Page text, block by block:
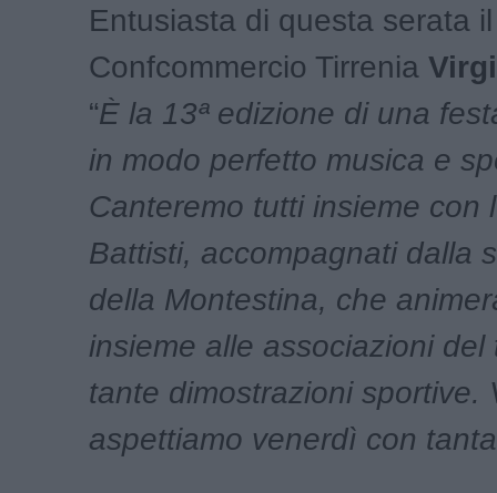
Entusiasta di questa serata
Confcommercio Tirrenia
“È la 13ª edizione di una
in modo perfetto musica e
Canteremo tutti insieme con
Battisti, accompagnati dalla
della Montestina, che
insieme alle associazioni del
tante dimostrazioni sportive.
aspettiamo venerdì con